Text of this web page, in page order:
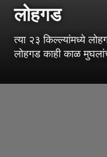
लोहगड
त्या २३ किल्ल्यांमध्ये
लोहगड काही काळ